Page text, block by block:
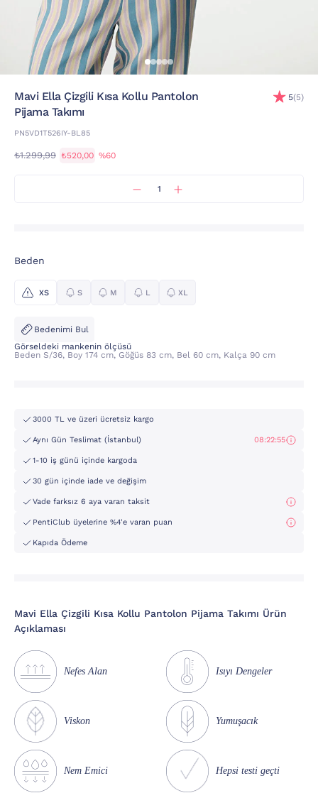
Mavi Ella Çizgili Kısa Kollu Pantolon
Pijama Takımı
PN5VD1T526IY-BL85
5(5)
₺1.299,99 ₺520,00 %60
Beden
XS S M L XL
Bedenimi Bul
Görseldeki mankenin ölçüsü
Beden S/36, Boy 174 cm, Göğüs 83 cm, Bel 60 cm, Kalça 90 cm
3000 TL ve üzeri ücretsiz kargo
Aynı Gün Teslimat (İstanbul) 08:22:55
1-10 iş günü içinde kargoda
30 gün içinde iade ve değişim
Vade farksız 6 aya varan taksit
PentiClub üyelerine %4'e varan puan
Kapıda Ödeme
Mavi Ella Çizgili Kısa Kollu Pantolon Pijama Takımı Ürün
Açıklaması
Nefes Alan Isıyı Dengeler
Viskon Yumuşacık
Nem Emici Hepsi testi geçti